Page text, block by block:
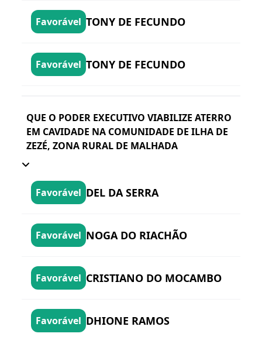
Favorável TONY DE FECUNDO
Favorável TONY DE FECUNDO
QUE O PODER EXECUTIVO VIABILIZE ATERRO
EM CAVIDADE NA COMUNIDADE DE ILHA DE
ZEZÉ, ZONA RURAL DE MALHADA
Favorável DEL DA SERRA
Favorável NOGA DO RIACHÃO
Favorável CRISTIANO DO MOCAMBO
Favorável DHIONE RAMOS